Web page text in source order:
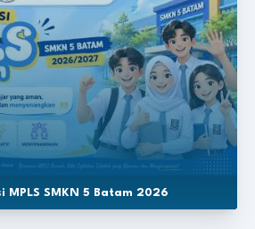
MPLS SMKN 5 Batam 2026